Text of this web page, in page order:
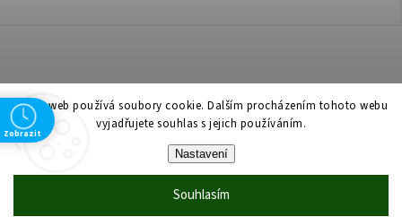
Tento web používá soubory cookie. Dalším procházením tohoto webu
vyjadřujete souhlas s jejich používáním.
Nastavení
Souhlasím
Vytvořil Shoptet
Copyright 2026 ZOO ve dvoře Praha 5. Všechna práva vyhrazena.
Upravit nastavení cookies
Shoptet| Design
Zobrazit